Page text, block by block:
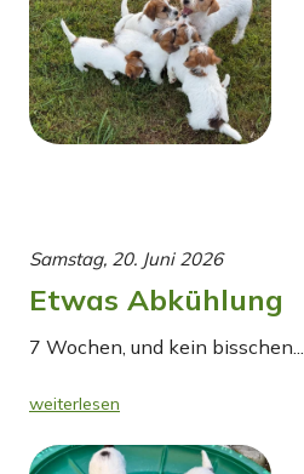
Samstag, 20. Juni 2026
Etwas Abkühlung
7 Wochen, und kein bisschen...
weiterlesen